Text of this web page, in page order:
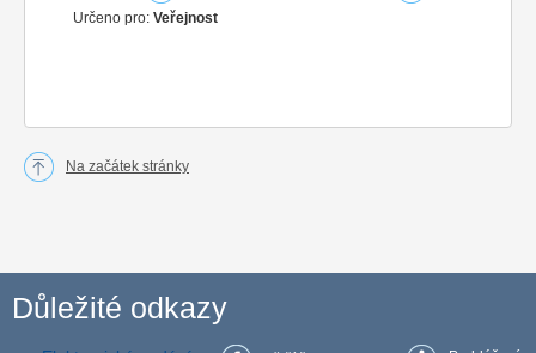
Určeno pro: Veřejnost
Na začátek stránky
Důležité odkazy